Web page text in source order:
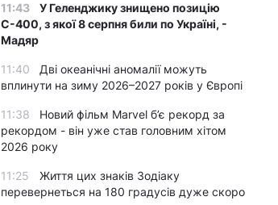
11:43
У Геленджику знищено позицію
С-400, з якої 8 серпня били по Україні, -
Мадяр
11:40
Дві океанічні аномалії можуть
вплинути на зиму 2026–2027 років у Європі
11:38
Новий фільм Marvel б’є рекорд за
рекордом - він уже став головним хітом
2026 року
11:25
Життя цих знаків Зодіаку
перевернеться на 180 градусів дуже скоро